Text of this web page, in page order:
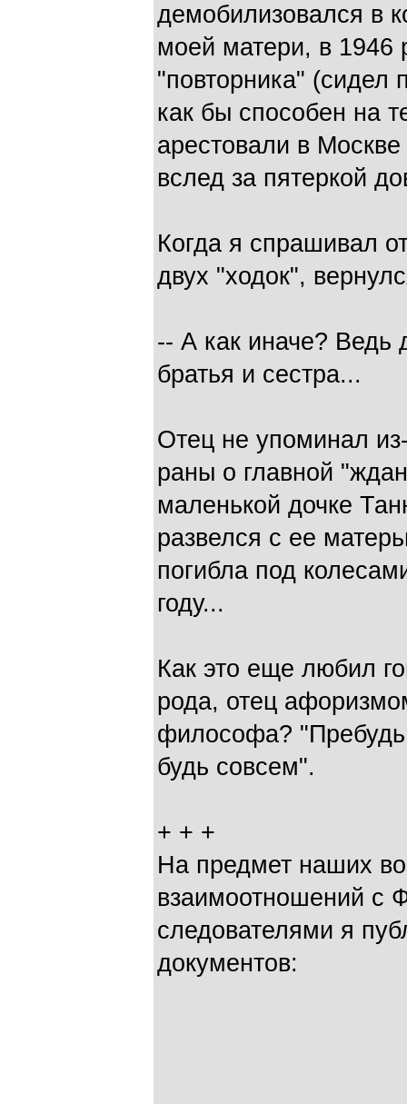
демобилизовался в
моей матери, в 1946
"повторника" (сидел
как бы способен на
арестовали в Москве
вслед за пятеркой
Когда я спрашивал
двух "ходок",
-- А как иначе?
братья и сестра...
Отец не упоминал
раны о главной
маленькой дочке
развелся с ее
погибла под
году...
Как это еще любил
рода, отец
философа? "Пребудь
будь совсем".
+ + +
На предмет наших
взаимоотношений с
следователями я
документов: